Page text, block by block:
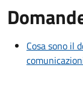
Cosa sono il